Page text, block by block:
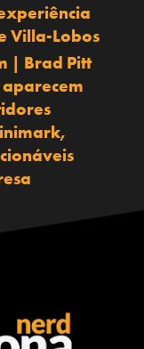
Villa-Lobos
| Brad Pitt